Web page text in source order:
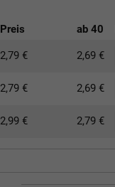
Preis ab 40
2,79 € 2,69 €
2,79 € 2,69 €
2,99 € 2,79 €